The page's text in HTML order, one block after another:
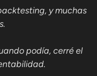
y muchas
podía, cerré el